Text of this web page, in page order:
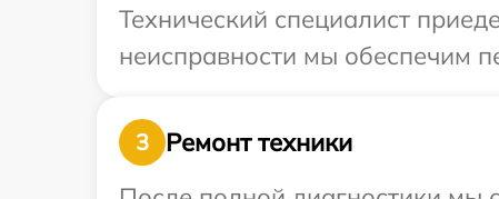
Технический специалист
неисправности мы обеспечим
3
Ремонт техники